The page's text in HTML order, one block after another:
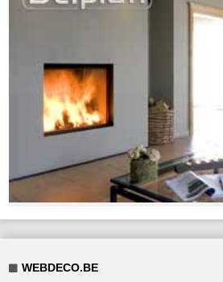
WEBDECO.BE